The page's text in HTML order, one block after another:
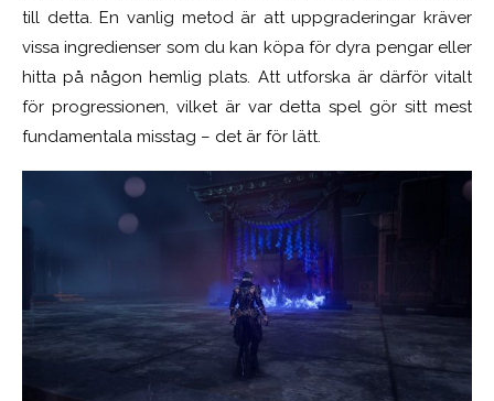
till detta. En vanlig metod är att uppgraderingar kräver
vissa ingredienser som du kan köpa för dyra pengar eller
hitta på någon hemlig plats. Att utforska är därför vitalt
för progressionen, vilket är var detta spel gör sitt mest
fundamentala misstag – det är för lätt.